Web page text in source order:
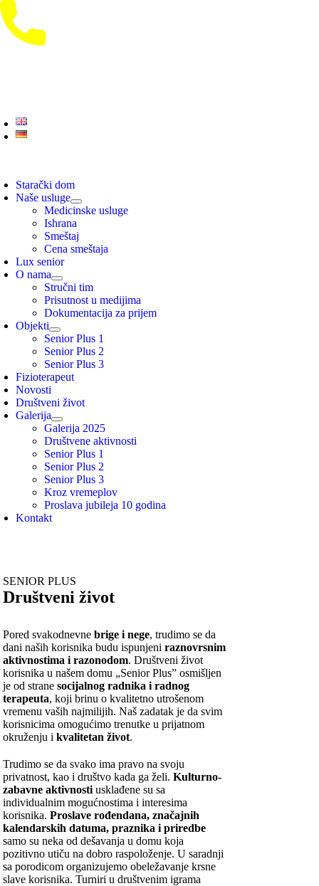
Starački dom
Naše usluge
Medicinske usluge
Ishrana
Smeštaj
Cena smeštaja
Lux senior
O nama
Stručni tim
Prisutnost u medijima
Dokumentacija za prijem
Objekti
Senior Plus 1
Senior Plus 2
Senior Plus 3
Fizioterapeut
Novosti
Društveni život
Galerija
Galerija 2025
Društvene aktivnosti
Senior Plus 1
Senior Plus 2
Senior Plus 3
Kroz vremeplov
Proslava jubileja 10 godina
Kontakt
SENIOR PLUS
Društveni život
Pored svakodnevne brige i nege, trudimo se da
dani naših korisnika budu ispunjeni raznovrsnim
aktivnostima i razonodom. Društveni život
korisnika u našem domu „Senior Plus” osmišljen
je od strane socijalnog radnika i radnog
terapeuta, koji brinu o kvalitetno utrošenom
vremenu vaših najmilijih. Naš zadatak je da svim
korisnicima omogućimo trenutke u prijatnom
okruženju i kvalitetan život.
Trudimo se da svako ima pravo na svoju
privatnost, kao i društvo kada ga želi. Kulturno-
zabavne aktivnostiusklađene su sa
individualnim mogućnostima i interesima
korisnika. Proslave rođendana, značajnih
kalendarskih datuma, praznika i priredbe
samo su neka od dešavanja u domu koja
pozitivno utiču na dobro raspoloženje. U saradnji
sa porodicom organizujemo obeležavanje krsne
slave korisnika. Turniri u društvenim igrama